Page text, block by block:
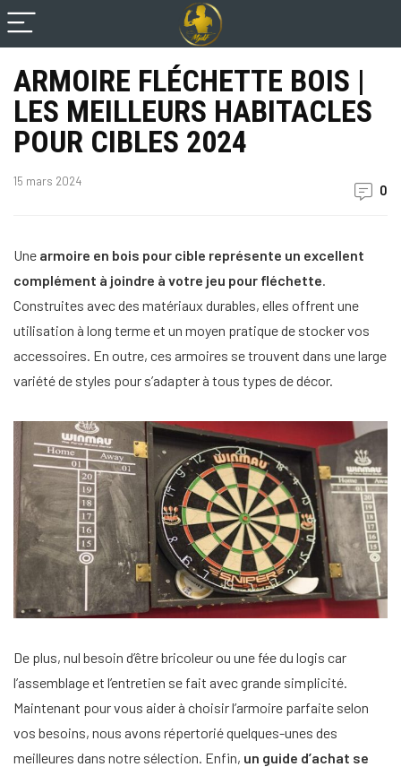
ARMOIRE FLÉCHETTE BOIS |
LES MEILLEURS HABITACLES
POUR CIBLES 2024
15 mars 2024
0
Une armoire en bois pour cible représente un excellent
complément à joindre à votre jeu pour fléchette.
Construites avec des matériaux durables, elles offrent une
utilisation à long terme et un moyen pratique de stocker vos
accessoires. En outre, ces armoires se trouvent dans une large
variété de styles pour s’adapter à tous types de décor.
De plus, nul besoin d’être bricoleur ou une fée du logis car
l’assemblage et l’entretien se fait avec grande simplicité.
Maintenant pour vous aider à choisir l’armoire parfaite selon
vos besoins, nous avons répertorié quelques-unes des
meilleures dans notre sélection. Enfin, un guide d’achat se